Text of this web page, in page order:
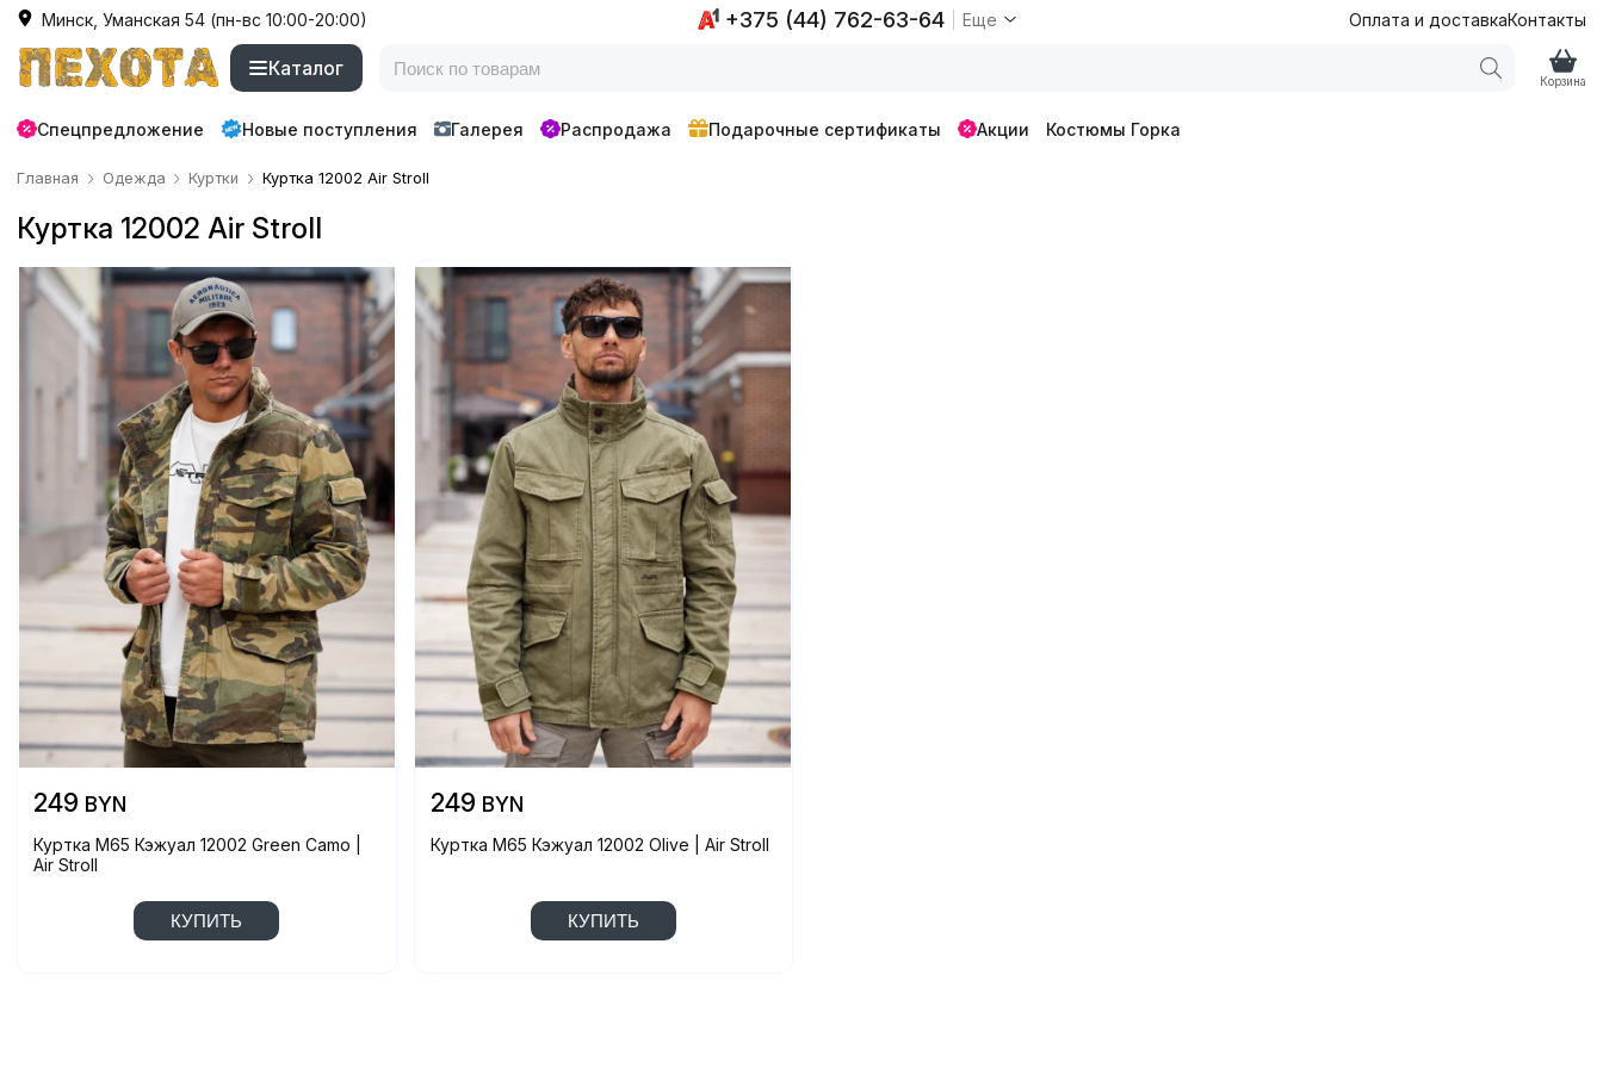
Минск, Уманская 54 (пн-вс 10:00-20:00) +375 (44) 762-63-64 Еще Оплата и доставкаКонтакты
Каталог
Корзина
Спецпредложение Новые поступления Галерея Распродажа Подарочные сертификаты Акции Костюмы Горка
Главная Одежда Куртки Куртка 12002 Air Stroll
Куртка 12002 Air Stroll
Куртка M65 Кэжуал 12002 Green Camo |
Air Stroll
249 BYN
КУПИТЬ
Куртка M65 Кэжуал 12002 Olive | Air Stroll
249 BYN
КУПИТЬ